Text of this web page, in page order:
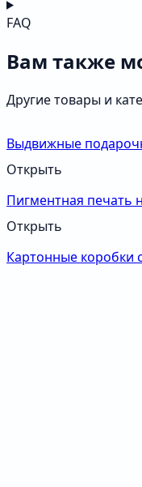
FAQ
Вам также
Другие товары и
Выдвижные
Открыть
Пигментная печать
Открыть
Картонные коробки